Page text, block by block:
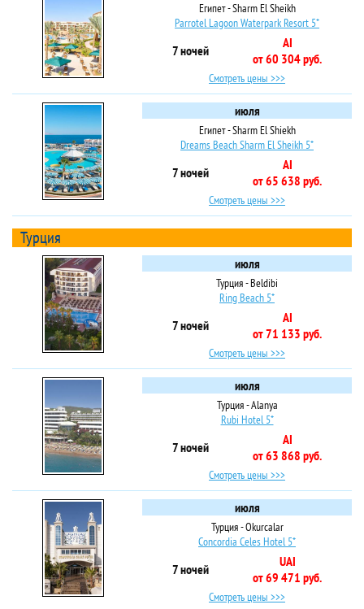
Египет - Sharm El Sheikh
Parrotel Lagoon Waterpark Resort 5*
7 ночей
AI
от 60 304 руб.
Смотреть цены >>>
июля
Египет - Sharm El Shiekh
Dreams Beach Sharm El Sheikh 5*
7 ночей
AI
от 65 638 руб.
Смотреть цены >>>
Турция
июля
Турция - Beldibi
Ring Beach 5*
7 ночей
AI
от 71 133 руб.
Смотреть цены >>>
июля
Турция - Alanya
Rubi Hotel 5*
7 ночей
AI
от 63 868 руб.
Смотреть цены >>>
июля
Турция - Okurcalar
Concordia Celes Hotel 5*
7 ночей
UAI
от 69 471 руб.
Смотреть цены >>>